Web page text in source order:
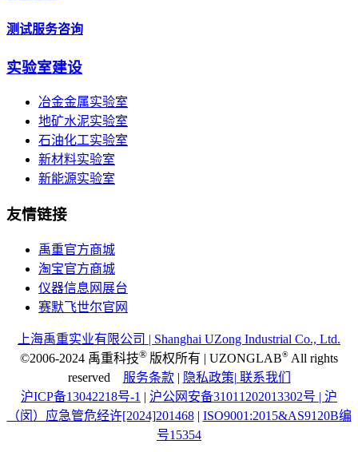
测试服务咨询
实验室建设
冶金金属实验室
地矿水泥实验室
石油化工实验室
新材料实验室
新能源实验室
友情链接
禹重官方商城
淘宝官方商城
仪器信息网展台
赛默飞世尔官网
上海禹重实业有限公司 | Shanghai UZong Industrial Co., Ltd.
©2006-2024 禹重科技® 版权所有 | UZONGLAB® All rights
reserved 服务条款| 隐私政策| 联系我们
沪ICP备13042218号-1 | 沪公网安备31011202013302号 | 沪
（闵）应急管危经许[2024]201468| ISO9001:2015&AS9120B编
号15354